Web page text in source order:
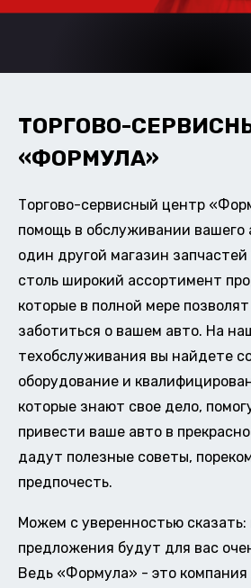
ТОРГОВО-
«ФОРМУЛА»
Торгово-сервисный центр
помощь в обслуживании вашего
один другой магазин
столь широкий ассортимент
которые в полной мере
заботиться о вашем авто. На
техобслуживания вы найдете
оборудование и
которые знают свое дело,
привести ваше авто в
дадут полезные советы,
предпочесть.
Можем с уверенностью
предложения будут для вас
Ведь «Формула» - это компания